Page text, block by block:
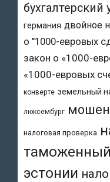
бухгалтерский
германия двойное
о "1000-евровых
закон о «1000-
«1000-евровых
конверте земельный
люксембург
налоговая проверка
эстонии